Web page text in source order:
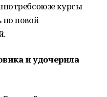
курсы
по новой
и удочерила